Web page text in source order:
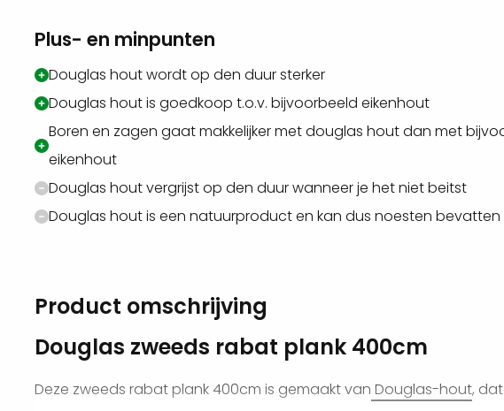
Plus- en minpunten
Douglas hout wordt op den duur sterker
Douglas hout is goedkoop t.o.v. bijvoorbeeld eikenhout
Boren en zagen gaat makkelijker met douglas hout dan met
eikenhout
Douglas hout vergrijst op den duur wanneer je het niet beitst
Douglas hout is een natuurproduct en kan dus noesten bevatten
Product omschrijving
Douglas zweeds rabat plank 400cm
Deze zweeds rabat plank 400cm is gemaakt van Douglas-hout,